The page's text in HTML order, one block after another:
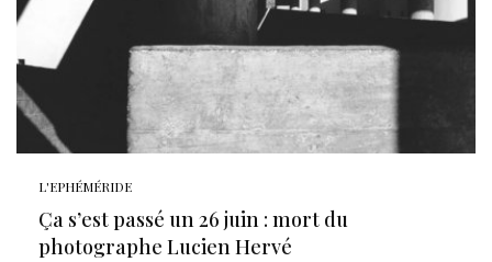
L'EPHÉMÉRIDE
Ça s’est passé un 26 juin : mort du
photographe Lucien Hervé